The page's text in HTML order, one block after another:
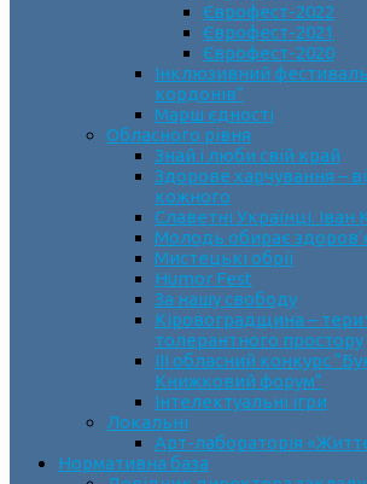
Єврофест-2022
Єврофест-2021
Єврофест-2020
Інклюзивний
кордонів”
Марш єдності
Обласного рівня
Знай і люби свій край
Здорове харчування –
кожного
Славетні Українці.
Молодь обирає
Мистецькі обрії
Humor Fest
За нашу свободу
Кіровоградщина –
толерантного простору
ІII обласний конкурс
Книжковий форум”
Інтелектуальні ігри
Локальні
Арт-лабораторія
Нормативна база